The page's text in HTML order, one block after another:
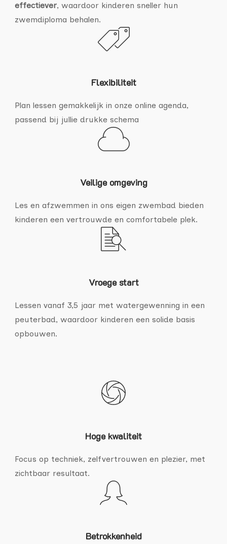
effectiever, waardoor kinderen sneller hun
zwemdiploma behalen.
Flexibiliteit
Plan lessen gemakkelijk in onze online agenda,
passend bij jullie drukke schema
Veilige omgeving
Les en afzwemmen in ons eigen zwembad bieden
kinderen een vertrouwde en comfortabele plek.
Vroege start
Lessen vanaf 3,5 jaar met watergewenning in een
peuterbad, waardoor kinderen een solide basis
opbouwen.
Hoge kwaliteit
Focus op techniek, zelfvertrouwen en plezier, met
zichtbaar resultaat.
Betrokkenheid